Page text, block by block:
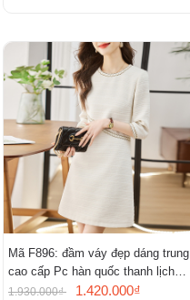
Mã F896: đầm váy đẹp dáng trung
cao cấp Pc hàn quốc thanh lịch
mới
1.930.000₫ 1.420.000₫